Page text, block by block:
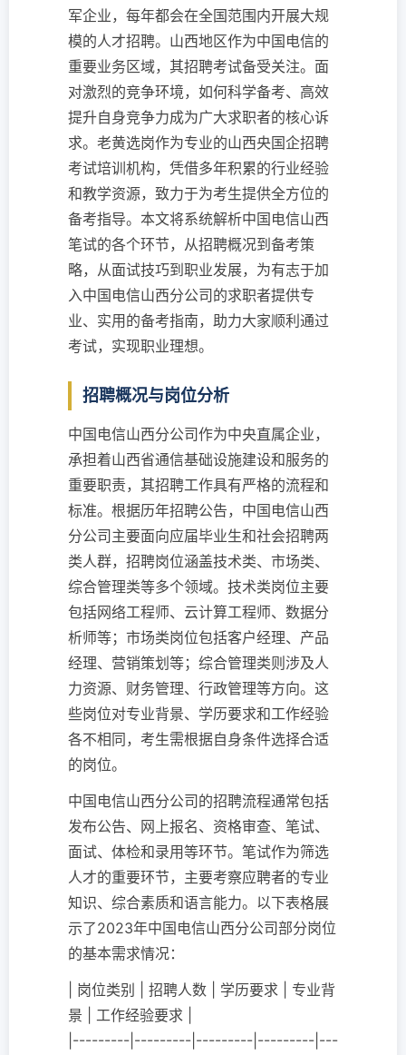
军企业，每年都会在全国范围内开展大规
模的人才招聘。山西地区作为中国电信的
重要业务区域，其招聘考试备受关注。面
对激烈的竞争环境，如何科学备考、高效
提升自身竞争力成为广大求职者的核心诉
求。老黄选岗作为专业的山西央国企招聘
考试培训机构，凭借多年积累的行业经验
和教学资源，致力于为考生提供全方位的
备考指导。本文将系统解析中国电信山西
笔试的各个环节，从招聘概况到备考策
略，从面试技巧到职业发展，为有志于加
入中国电信山西分公司的求职者提供专
业、实用的备考指南，助力大家顺利通过
考试，实现职业理想。
招聘概况与岗位分析
中国电信山西分公司作为中央直属企业，
承担着山西省通信基础设施建设和服务的
重要职责，其招聘工作具有严格的流程和
标准。根据历年招聘公告，中国电信山西
分公司主要面向应届毕业生和社会招聘两
类人群，招聘岗位涵盖技术类、市场类、
综合管理类等多个领域。技术类岗位主要
包括网络工程师、云计算工程师、数据分
析师等；市场类岗位包括客户经理、产品
经理、营销策划等；综合管理类则涉及人
力资源、财务管理、行政管理等方向。这
些岗位对专业背景、学历要求和工作经验
各不相同，考生需根据自身条件选择合适
的岗位。
中国电信山西分公司的招聘流程通常包括
发布公告、网上报名、资格审查、笔试、
面试、体检和录用等环节。笔试作为筛选
人才的重要环节，主要考察应聘者的专业
知识、综合素质和语言能力。以下表格展
示了2023年中国电信山西分公司部分岗位
的基本需求情况：
| 岗位类别 | 招聘人数 | 学历要求 | 专业背
景 | 工作经验要求 |
|---------|---------|---------|---------|---